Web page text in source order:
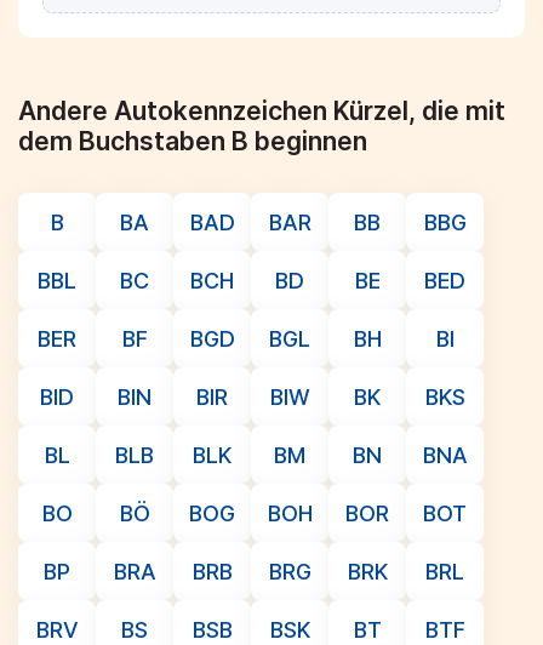
Andere Autokennzeichen Kürzel, die mit
dem Buchstaben B beginnen
B BA BAD BAR BB BBG
BBL BC BCH BD BE BED
BER BF BGD BGL BH BI
BID BIN BIR BIW BK BKS
BL BLB BLK BM BN BNA
BO BÖ BOG BOH BOR BOT
BP BRA BRB BRG BRK BRL
BRV BS BSB BSK BT BTF